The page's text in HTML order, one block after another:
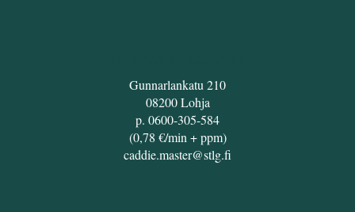
Gunnarlankatu 210
08200 Lohja
p. 0600-305-584
(0,78 €/min + ppm)
caddie.master@stlg.fi